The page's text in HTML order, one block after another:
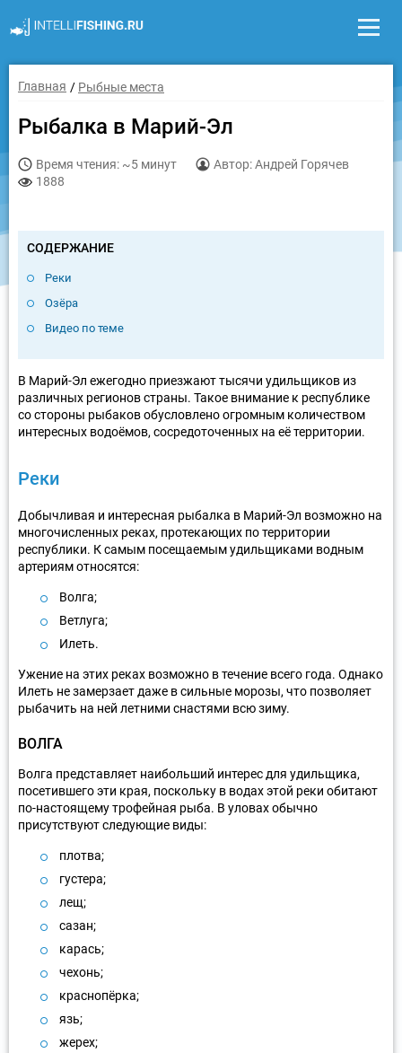
Главная Рыбные места
Рыбалка в Марий-Эл
Время чтения: ~5 минут
Автор: Андрей Горячев
1888
СОДЕРЖАНИЕ
Реки
Озёра
Видео по теме
В Марий-Эл ежегодно приезжают тысячи удильщиков из
различных регионов страны. Такое внимание к республике
со стороны рыбаков обусловлено огромным количеством
интересных водоёмов, сосредоточенных на её территории.
Реки
Добычливая и интересная рыбалка в Марий-Эл возможно на
многочисленных реках, протекающих по территории
республики. К самым посещаемым удильщиками водным
артериям относятся:
Волга;
Ветлуга;
Илеть.
Ужение на этих реках возможно в течение всего года. Однако
Илеть не замерзает даже в сильные морозы, что позволяет
рыбачить на ней летними снастями всю зиму.
ВОЛГА
Волга представляет наибольший интерес для удильщика,
посетившего эти края, поскольку в водах этой реки обитают
по-настоящему трофейная рыба. В уловах обычно
присутствуют следующие виды:
плотва;
густера;
лещ;
сазан;
карась;
чехонь;
краснопёрка;
язь;
жерех;